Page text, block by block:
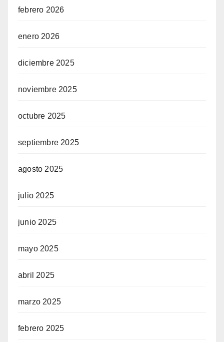
febrero 2026
enero 2026
diciembre 2025
noviembre 2025
octubre 2025
septiembre 2025
agosto 2025
julio 2025
junio 2025
mayo 2025
abril 2025
marzo 2025
febrero 2025